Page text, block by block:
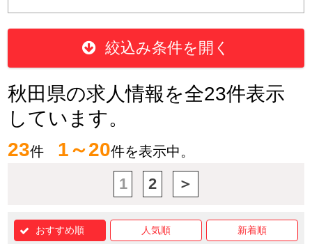
絞込み条件を開く
秋田県の求人情報を全23件表示
しています。
23件 1～20件を表示中。
1 2 ＞
おすすめ順 人気順 新着順